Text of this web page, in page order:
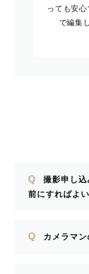
っても安
で編集
Q
撮影申し
前にすればよ
Q カメラマ